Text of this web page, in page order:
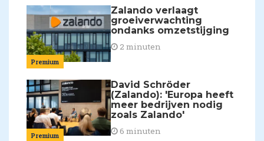
Premium
Zalando verlaagt
groeiverwachting
ondanks omzetstijging
2 minuten
Premium
David Schröder
(Zalando): 'Europa heeft
meer bedrijven nodig
zoals Zalando'
6 minuten